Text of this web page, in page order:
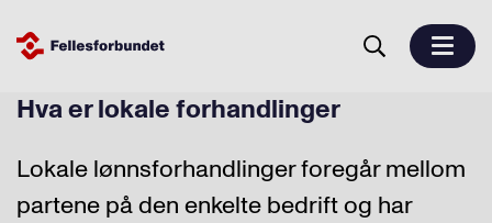
Hva er lokale forhandlinger
Lokale lønnsforhandlinger foregår mellom
partene på den enkelte bedrift og har